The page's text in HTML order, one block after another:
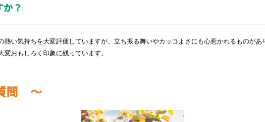
？
熱い気持ちを大変評価していますが、立ち振る舞いやカッコよさにも心惹かれるものが
おもしろく印象に残っています。
問 ～